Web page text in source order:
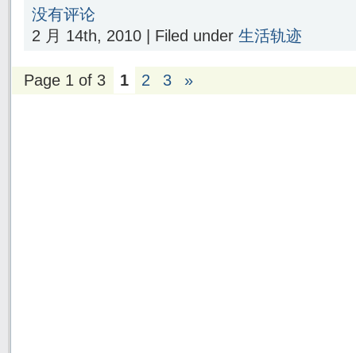
没有评论
2 月 14th, 2010 | Filed under 生活轨迹
Page 1 of 3 1 2 3 »